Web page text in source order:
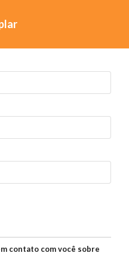
contato com você sobre